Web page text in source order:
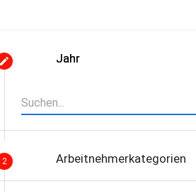
Jahr
2 Arbeitnehmerkategorien